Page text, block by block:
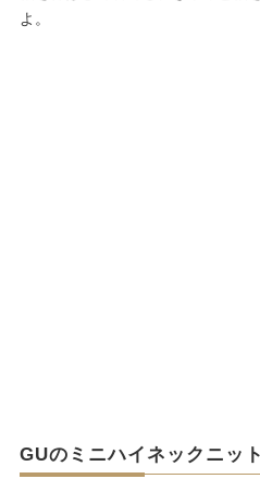
よ。
GUのミニハイネックニット